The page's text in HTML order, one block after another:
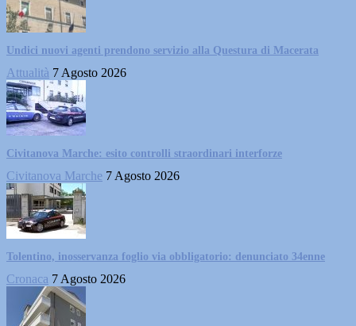
Undici nuovi agenti prendono servizio alla Questura di Macerata
Attualità 7 Agosto 2026
Civitanova Marche: esito controlli straordinari interforze
Civitanova Marche 7 Agosto 2026
Tolentino, inosservanza foglio via obbligatorio: denunciato 34enne
Cronaca 7 Agosto 2026